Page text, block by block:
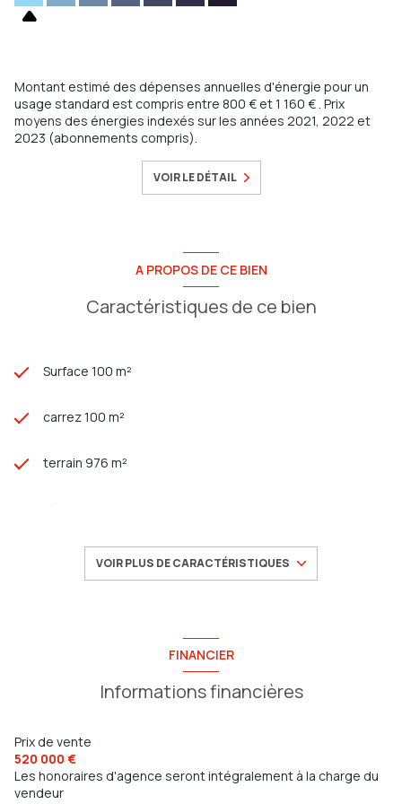
Montant estimé des dépenses annuelles d'énergie pour un
usage standard est compris entre 800 € et 1 160 € . Prix
moyens des énergies indexés sur les années 2021, 2022 et
2023 (abonnements compris).
VOIR LE DÉTAIL
A PROPOS DE CE BIEN
Caractéristiques de ce bien
Surface 100 m²
carrez 100 m²
terrain 976 m²
séjour 33 m²
cuisine américaine (équipée)
Chauffage individuel : air pulsé (climatisation)
1 garage(s)
VOIR PLUS DE CARACTÉRISTIQUES
FINANCIER
Informations financières
Prix de vente
520 000 €
Les honoraires d'agence seront intégralement à la charge du
vendeur